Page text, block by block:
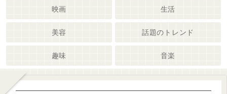
映画 生活
美容 話題のトレンド
趣味 音楽